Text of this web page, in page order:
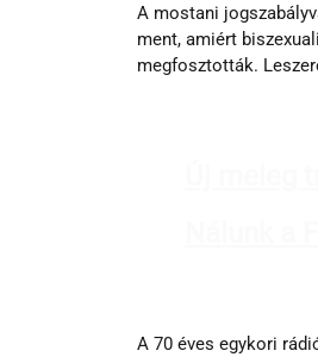
A mostani
ment, amiért
megfosztották.
A 70 éves egykori